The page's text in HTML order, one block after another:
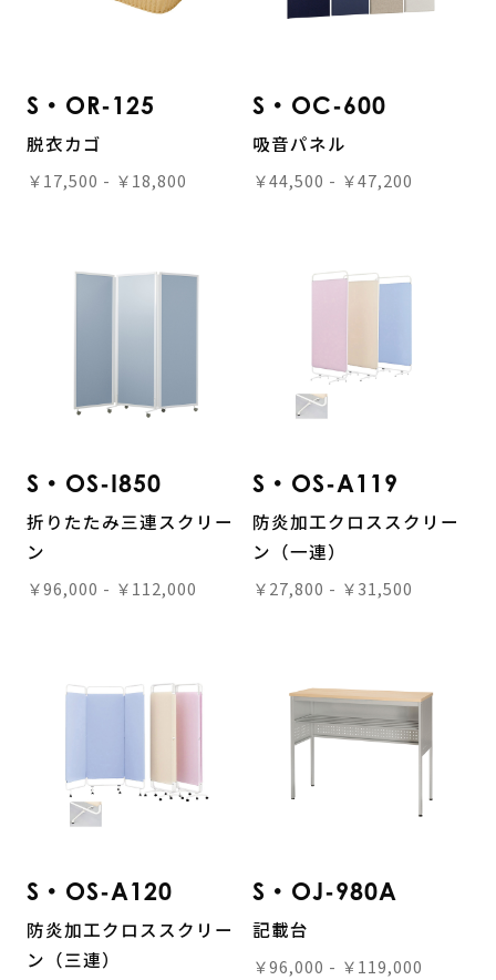
S・OR-125
脱衣カゴ
￥17,500 - ￥18,800
S・OC-600
吸音パネル
￥44,500 - ￥47,200
S・OS-I850
折りたたみ三連スクリー
ン
￥96,000 - ￥112,000
S・OS-A119
防炎加工クロススクリー
ン（一連）
￥27,800 - ￥31,500
S・OS-A120
防炎加工クロススクリー
ン（三連）
S・OJ-980A
記載台
￥96,000 - ￥119,000